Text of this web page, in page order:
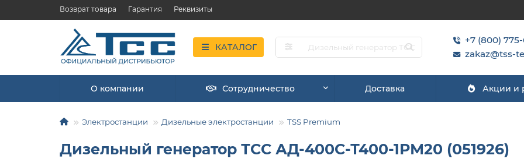
Возврат товара Гарантия Реквизиты
КАТАЛОГ
+7 (800)
zakaz@tss-
О компании Сотрудничество Доставка Акции и
Электростанции Дизельные электростанции TSS Premium
Дизельный генератор ТСС АД-400С-Т400-1РМ20 (051926)